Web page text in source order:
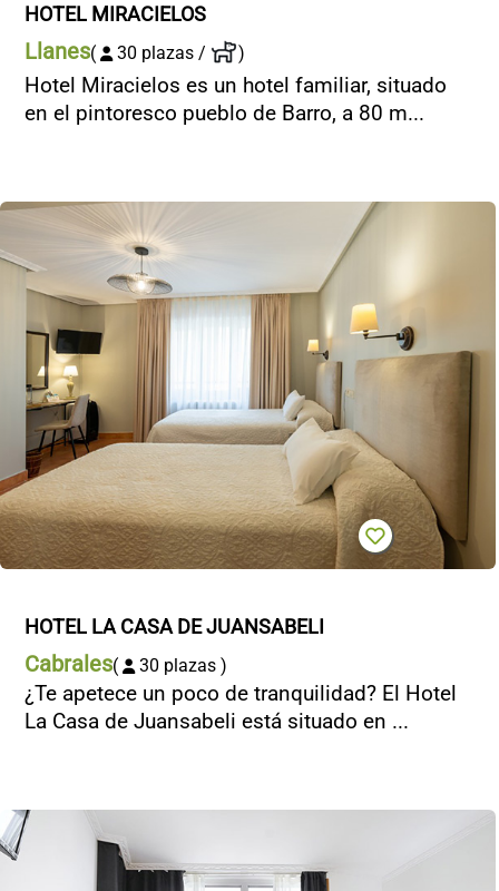
HOTEL MIRACIELOS
Llanes( 30 plazas / )
Hotel Miracielos es un hotel familiar, situado
en el pintoresco pueblo de Barro, a 80 m...
HOTEL LA CASA DE JUANSABELI
Cabrales( 30 plazas )
¿Te apetece un poco de tranquilidad? El Hotel
La Casa de Juansabeli está situado en ...